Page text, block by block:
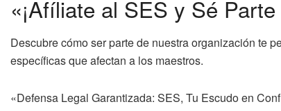
«¡Afíliate al SES y Sé
Descubre cómo ser parte de nuestra organización te
específicas que afectan a los maestros.
«Defensa Legal Garantizada: SES, Tu Escudo en